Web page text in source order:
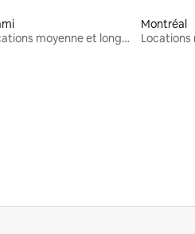
Locations moyenne et longue durée
Montréal